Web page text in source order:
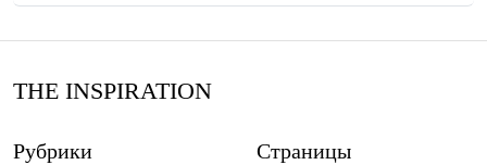
THE INSPIRATION
Рубрики Страницы